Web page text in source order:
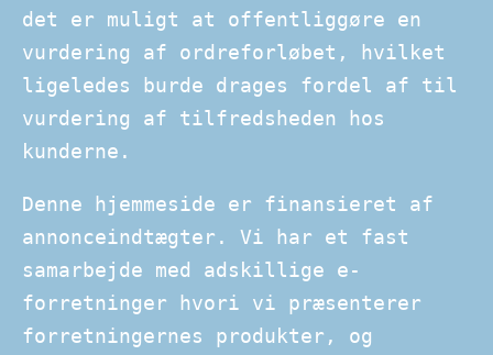
det er muligt at offentliggøre en
vurdering af ordreforløbet, hvilket
ligeledes burde drages fordel af til
vurdering af tilfredsheden hos
kunderne.
Denne hjemmeside er finansieret af
annonceindtægter. Vi har et fast
samarbejde med adskillige e-
forretninger hvori vi præsenterer
forretningernes produkter, og